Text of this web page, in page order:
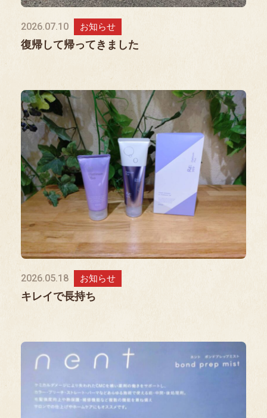
2026.07.10 お知らせ
復帰して帰ってきました
2026.05.18 お知らせ
キレイで長持ち